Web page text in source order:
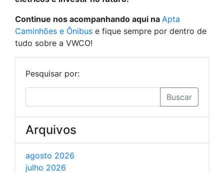
Continue nos acompanhando aqui na Apta
Caminhões e Ônibus e fique sempre por dentro de
tudo sobre a VWCO!
Pesquisar por:
Buscar
Arquivos
agosto 2026
julho 2026